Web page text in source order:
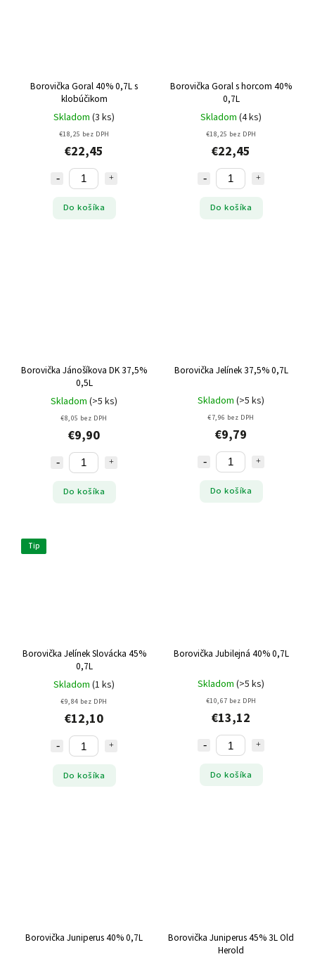
Borovička Goral 40% 0,7L s
klobúčikom
Skladom (3 ks)
€18,25 bez DPH
€22,45
Do košíka
Borovička Goral s horcom 40%
0,7L
Skladom (4 ks)
€18,25 bez DPH
€22,45
Do košíka
Borovička Jánošíkova DK 37,5%
0,5L
Skladom (>5 ks)
€8,05 bez DPH
€9,90
Do košíka
Borovička Jelínek 37,5% 0,7L
Skladom (>5 ks)
€7,96 bez DPH
€9,79
Do košíka
Tip
Borovička Jelínek Slovácka 45%
0,7L
Skladom (1 ks)
€9,84 bez DPH
€12,10
Do košíka
Borovička Jubilejná 40% 0,7L
Skladom (>5 ks)
€10,67 bez DPH
€13,12
Do košíka
Borovička Juniperus 40% 0,7L
Borovička Juniperus 45% 3L Old
Herold